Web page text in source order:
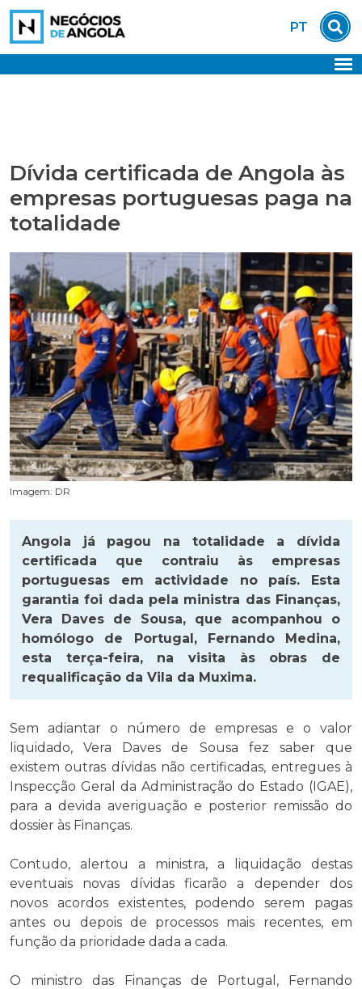
Skip
content
PT
Dívida certificada de Angola às
empresas portuguesas paga na
totalidade
Imagem: DR
Angola já pagou na totalidade a dívida
certificada que contraiu às empresas
portuguesas em actividade no país. Esta
garantia foi dada pela ministra das Finanças,
Vera Daves de Sousa, que acompanhou o
homólogo de Portugal, Fernando Medina,
esta terça-feira, na visita às obras de
requalificação da Vila da Muxima.
Sem adiantar o número de empresas e o valor
liquidado, Vera Daves de Sousa fez saber que
existem outras dívidas não certificadas, entregues à
Inspecção Geral da Administração do Estado (IGAE),
para a devida averiguação e posterior remissão do
dossier às Finanças.
Contudo, alertou a ministra, a liquidação destas
eventuais novas dívidas ficarão a depender dos
novos acordos existentes, podendo serem pagas
antes ou depois de processos mais recentes, em
função da prioridade dada a cada.
O ministro das Finanças de Portugal, Fernando